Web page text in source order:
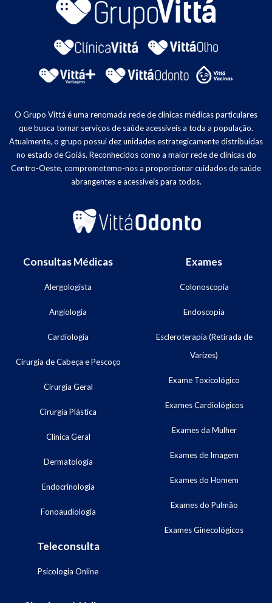
O Grupo Vittá é uma renomada rede de clínicas médicas particulares
que busca tornar serviços de saúde acessíveis a toda a população.
Atualmente, o grupo possui dez unidades estrategicamente distribuídas
no estado de Goiás. Reconhecidos como a maior rede de clínicas do
Centro-Oeste, comprometemo-nos a proporcionar cuidados de saúde
abrangentes e acessíveis para todos.
Consultas Médicas
Alergologista
Angiologia
Cardiologia
Cirurgia de Cabeça e Pescoço
Cirurgia Geral
Cirurgia Plástica
Clínica Geral
Dermatologia
Endocrinologia
Fonoaudiologia
Teleconsulta
Psicologia Online
Exames
Colonoscopia
Endoscopia
Escleroterapia (Retirada de
Varizes)
Exame Toxicológico
Exames Cardiológicos
Exames da Mulher
Exames de Imagem
Exames do Homem
Exames do Pulmão
Exames Ginecológicos